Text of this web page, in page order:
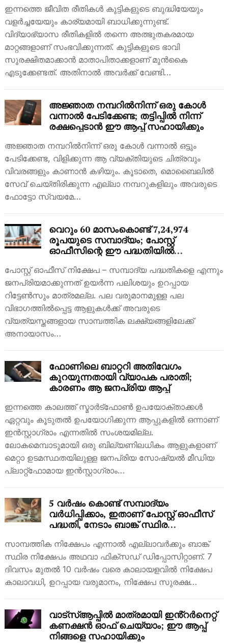
ഇന്നത്തെ ജീവിത രീതികൾ കുട്ടികളുടെ ബുദ്ധിയേയും
വളർച്ചയേയും കാര്യമായി ബാധിക്കുന്നുണ്ട്.
വിദ്യാഭ്യാസ രീതികളിൽ തന്നെ അത്ഭുതകരമായ
മാറ്റങ്ങളാണ് സംഭവിക്കുന്നത്. കുട്ടികളുടെ ഭാവി
സുരക്ഷിതമാക്കാൻ മാതാപിതാക്കളാണ് മുൻകൈ
എടുക്കേണ്ടത്. അതിനാൽ അവർക്ക് വേണ്ടി…
അ‍ജ്ഞാത നമ്പറിൽനിന്ന് ഒരു കോൾ
വന്നാൽ പേടിക്കേണ്ട; തട്ടിപ്പിൽ നിന്ന്
രക്ഷപ്പെടാൻ ഈ ആപ്പ് സഹായിക്കും
അ‍ജ്ഞാത നമ്പറിൽനിന്ന് ഒരു കോൾ വന്നാൽ ഒട്ടും
പേടിക്കേണ്ട, വിളിക്കുന്ന ആ വ്യക്തിയുടെ ചിത്രവും
വിവരങ്ങളും കാണാൻ കഴിയും. കൂടാതെ, മൊബൈലിൽ
സേവ് ചെയ്തിരിക്കുന്ന എല്ലാ നമ്പറുകളിലും അവരുടെ
ഫോട്ടോ സ്വയമേ…
വെറും 60 മാസംകൊണ്ട് 7,24,974
രൂപയുടെ സമ്പാദ്യം; പോസ്റ്റ്
ഓഫീസിന്റെ ഈ പദ്ധതിയിൽ
പോസ്റ്റ് ഓഫീസ് നിക്ഷേപ – സമ്പാദ്യ പദ്ധതികളെ എന്നും
ജനപ്രിയമാക്കുന്നത് ഉയർന്ന പലിശയും ഉറപ്പായ
റിട്ടേൺസും മാത്രമല്ല. പല വരുമാനമുള്ള പല
വിഭാഗത്തിൽപ്പെട്ട ആളുകൾക്ക് അവരുടെ
വ്യത്യസ്തങ്ങളായ സാമ്പത്തിക ലക്ഷ്യങ്ങളിലേക്ക്
അനായാസം…
ഫോണിലെ ബാറ്ററി അതിവേഗം
കുറയുന്നതായി വ്യാപക പരാതി;
കാരണം ആ ജനപ്രിയ ആപ്പ്
ഇന്നത്തെ കാലത്ത് സ്മാർട്ഫോൺ ഉപയോക്താക്കൾ
ഏറ്റവും കൂടുതൽ ഉപയോഗിക്കുന്ന ആപ്പുകളിൽ ഒന്നാണ്
ഇൻസ്റ്റാഗ്രാം എന്നതിൽ സംശയമില്ല.
ലോകമെമ്പാടുമായി ഒരു ബില്യണിലധികം ആളുകളാണ്
മെറ്റാ ഉടമസ്ഥതയിലുള്ള ജനപ്രിയ സോഷ്യൽ മീഡിയ
പ്ലാറ്റ്ഫോമായ ഇൻസ്റ്റാഗ്രാം…
5 വർഷം കൊണ്ട് സമ്പാദ്യം
വർധിപ്പിക്കാം, ഇതാണ് പോസ്റ്റ് ഓഫീസ്
പദ്ധതി, നേടാം ബാങ്ക് സ്ഥിര
സാമ്പത്തിക നിക്ഷേപം എന്നാൽ എല്ലാവർക്കും ബാങ്ക്
സ്ഥിര നിക്ഷേപം അഥവാ ഫിക്സഡ് ഡിപ്പോസിറ്റാണ്. 7
ദിവസം മുതൽ 10 വർഷം വരെ കാലായളവിൽ നിക്ഷേപ
കാലാവധി, ഉറപ്പായ വരുമാനം, നിക്ഷേപ സുരക്ഷ…
വാട്സ്ആപ്പിൽ മാത്രമായി ഇൻ്റർനെറ്റ്
കണക്ഷൻ ഓഫ് ചെയ്യാം; ഈ ആപ്പ്
നിങ്ങളെ സഹായിക്കും